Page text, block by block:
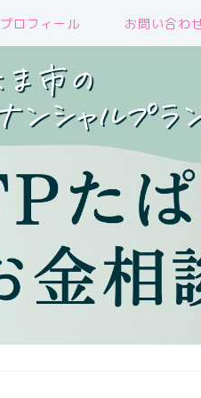
プロフィール お問い合わ